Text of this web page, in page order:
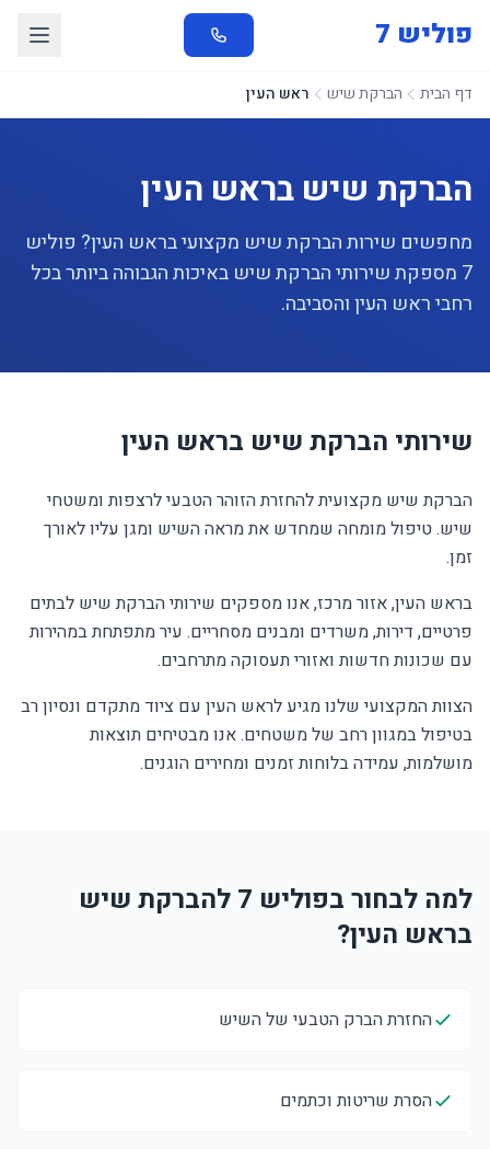
פוליש 7
דף הבית הברקת שיש ראש העין
הברקת שיש בראש העין
מחפשים שירות הברקת שיש מקצועי בראש העין? פוליש
7 מספקת שירותי הברקת שיש באיכות הגבוהה ביותר בכל
רחבי ראש העין והסביבה.
שירותי הברקת שיש בראש העין
הברקת שיש מקצועית להחזרת הזוהר הטבעי לרצפות ומשטחי
שיש. טיפול מומחה שמחדש את מראה השיש ומגן עליו לאורך
זמן.
בראש העין, אזור מרכז, אנו מספקים שירותי הברקת שיש לבתים
פרטיים, דירות, משרדים ומבנים מסחריים. עיר מתפתחת במהירות
עם שכונות חדשות ואזורי תעסוקה מתרחבים.
הצוות המקצועי שלנו מגיע לראש העין עם ציוד מתקדם ונסיון רב
בטיפול במגוון רחב של משטחים. אנו מבטיחים תוצאות
מושלמות, עמידה בלוחות זמנים ומחירים הוגנים.
למה לבחור בפוליש 7 להברקת שיש
בראש העין?
החזרת הברק הטבעי של השיש
הסרת שריטות וכתמים